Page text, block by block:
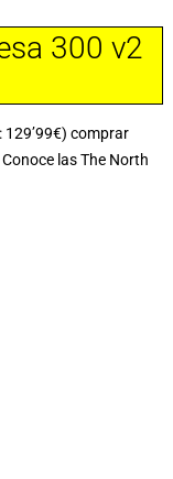
300 v2
comprar
las The North